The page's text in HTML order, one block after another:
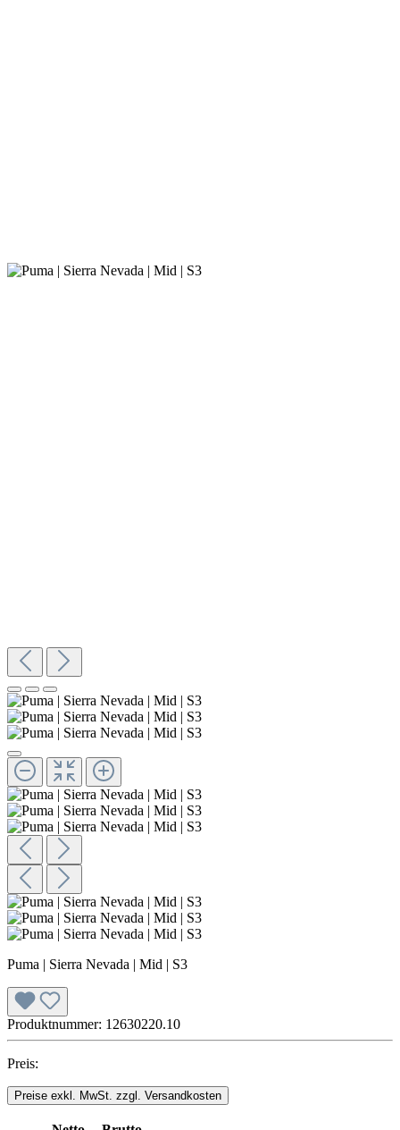
Puma | Sierra Nevada | Mid | S3
Produktnummer: 12630220.10
Preis:
Preise exkl. MwSt. zzgl. Versandkosten